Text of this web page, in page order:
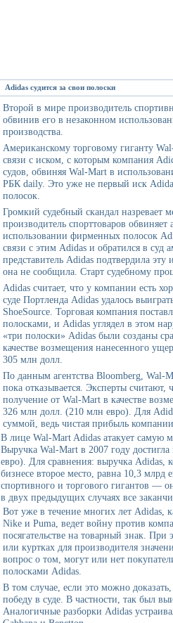
Adidas судится за свои полоски
Второй в мире производитель
обвинив его в незаконном
производства.
Американскому торговому гиганту
связи с иском, с которым компания
судов, обвиняя Wal-Mart в
РБК daily. Это уже не первый иск
полосок.
Громкий судебный скандал
производитель спорттоваров обвиняет
использовании фирменных полосок
связи с этим Adidas и обратился в
представитель Adidas подтвердила
она не сообщила. Старт судебному
Adidas считает, что у компании есть
суде Портленда Adidas удалось
ShoeSource. Торговая компания
полосками, и Adidas углядел в этом
«три полоски» Adidas были созданы
качестве возмещения нанесенного
305 млн долл.
По данным агентства Bloomberg, Wal-
пока отказывается. Эксперты считают,
получение от Wal-Mart в качестве
326 млн долл. (210 млн евро). Для
суммой, ведь чистая прибыль
В лице Wal-Mart Adidas атакует самую
Выручка Wal-Mart в 2007 году
евро). Для сравнения: выручка Adidas,
бизнесе второе место, равна 10,3 млрд
спортивного и торгового гигантов —
в двух предыдущих случаях все
Вот уже в течение многих лет Adidas,
Nike и Puma, ведет войну против
посягательстве на товарный знак.
или куртках для производителя
вопрос о том, могут или нет
полосками Adidas.
В том случае, если это можно
победу в суде. В частности, так был
Аналогичные разборки Adidas